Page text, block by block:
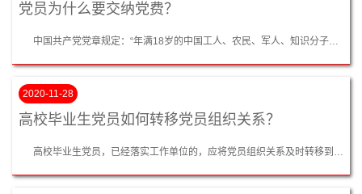
党员为什么要交纳党费？
中国共产党党章规定：“年满18岁的中国工人、农民、军人、知识分子和其他社会阶层的先进分子，承认党的纲领和章程，愿意参加党的一个组织并在其中积极工作，执行党的决议和按期交纳党费的，可以申请加入中国共产党。”我们党历来都把党员向党组织按期交纳党费，作为党员必须具备的起码条件之一。按期交纳党费，是党员应尽的义务，也是对党员党性的检验，也是党员关心党的事业的一种表现。党员交纳的党费不仅可以作为党的活...
2020-11-28
高校毕业生党员如何转移党员组织关系？
高校毕业生党员，已经落实工作单位的，应将党员组织关系及时转移到所去单位党组织；尚未落实工作单位的，可将党员关系转移到本人或父母居住地的街道、乡镇党组织，也可随同档案转移到县以上政府人事（劳动）部门所属的人才（劳动）服务机构党组织；按国家有关规定选择将户口两年内继续保留在原就读学校的，也可将党员组织关系保留在原就读学校的党组织，原就读学校党组织要承担对其教育管理的责任，党员本人要主动与原就读学...